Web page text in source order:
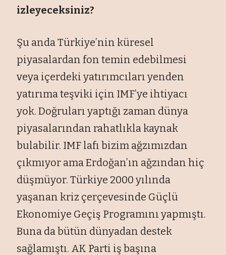
izleyeceksiniz?
Şu anda Türkiye’nin küresel
piyasalardan fon temin edebilmesi
veya içerdeki yatırımcıları yenden
yatırıma teşviki için IMF’ye ihtiyacı
yok. Doğruları yaptığı zaman dünya
piyasalarından rahatlıkla kaynak
bulabilir. IMF lafı bizim ağzımızdan
çıkmıyor ama Erdoğan’ın ağzından hiç
düşmüyor. Türkiye 2000 yılında
yaşanan kriz çerçevesinde Güçlü
Ekonomiye Geçiş Programını yapmıştı.
Buna da bütün dünyadan destek
sağlamıştı. AK Parti iş başına